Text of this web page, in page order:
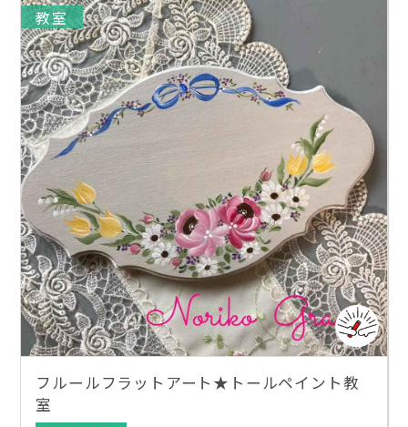
教室
フルールフラットアート★トールペイント教
室